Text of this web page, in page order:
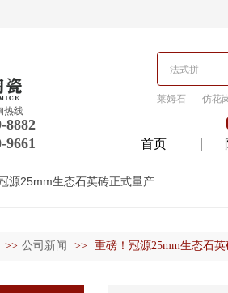
莱姆石
仿花
热线
8882
9661
首页
源25mm生态石英砖正式量产
>> 公司新闻 >> 重磅！冠源25mm生态石